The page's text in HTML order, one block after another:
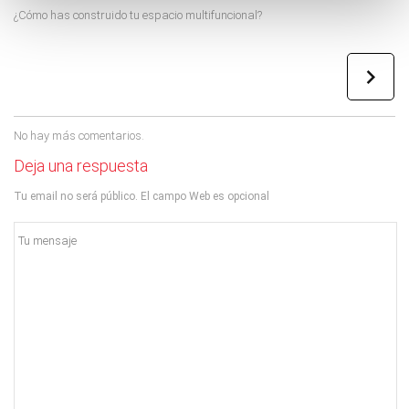
¿Cómo has construido tu espacio multifuncional?
No hay más comentarios.
Deja una respuesta
Tu email no será público. El campo Web es opcional